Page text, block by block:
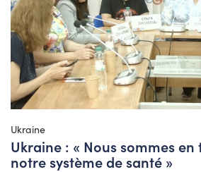
Ukraine
Ukraine : « Nous sommes
notre système de santé »